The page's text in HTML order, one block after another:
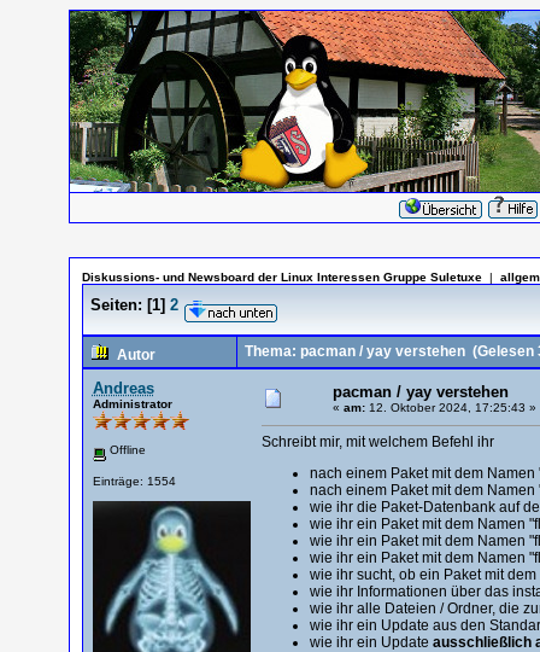
Diskussions- und Newsboard der Linux Interessen Gruppe Suletuxe |
Seiten: [1] 2
Autor Thema: pacman / yay verstehen(Gelesen
Andreas
Administrator
Offline
Einträge: 1554
pacman / yay verstehen
« am:12. Oktober 2024, 17:25:43 »
Schreibt mir, mit welchem Befehl ihr
nach einem Paket mit dem
nach einem Paket mit dem
wie ihr die Paket-Datenbank auf
wie ihr ein Paket mit dem Namen
wie ihr ein Paket mit dem Namen
wie ihr ein Paket mit dem Namen
wie ihr sucht, ob ein Paket mit
wie ihr Informationen über das
wie ihr alle Dateien / Ordner, die
wie ihr ein Update aus den
wie ihr ein Update ausschließlich